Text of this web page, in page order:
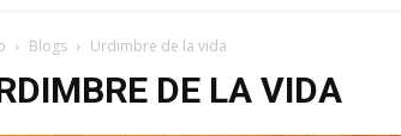
Blogs Urdimbre de la vida
DE LA VIDA